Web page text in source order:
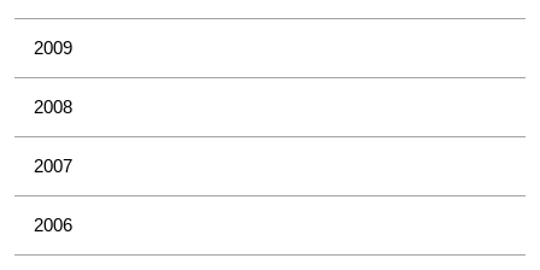
2009
2008
2007
2006